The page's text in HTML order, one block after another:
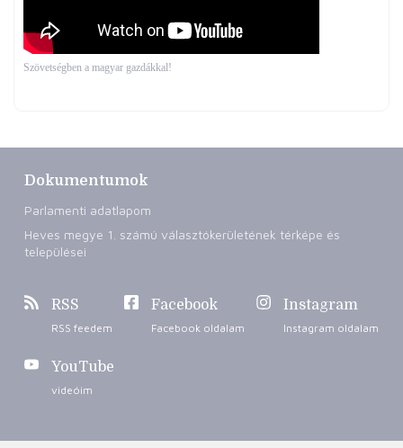
Szövetségben a magyar gazdákkal!
Dokumentumok
Parlamenti adatlapom
Heves megye 1. számú választókerületének térképe és
települései
RSS
RSS feedem
Facebook
Facebook oldalam
Instagram
Instagram oldalam
YouTube
videóim